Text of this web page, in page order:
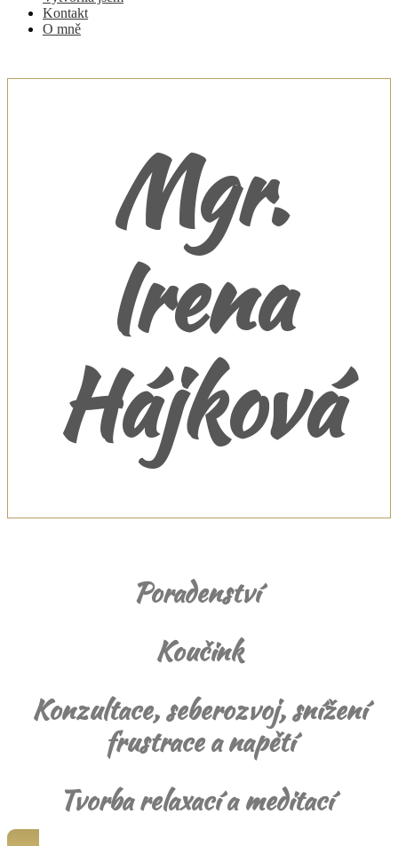
Kontakt
O mně
Mgr.
Irena
Hájková
Poradenství
Koučink
Konzultace, seberozvoj, snížení
frustrace a napětí
Tvorba relaxací a meditací